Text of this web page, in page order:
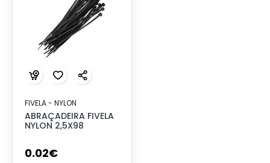
FIVELA - NYLON
ABRAÇADEIRA FIVELA
NYLON 2,5X98
0.02€